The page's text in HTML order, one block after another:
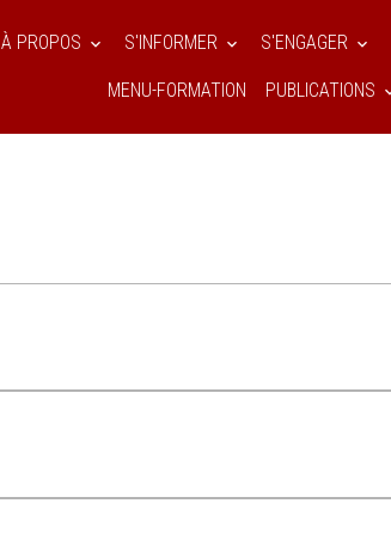
À PROPOS S'INFORMER S'ENGAGER
MENU-FORMATION PUBLICATIONS